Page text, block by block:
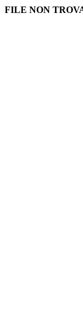
FILE NON